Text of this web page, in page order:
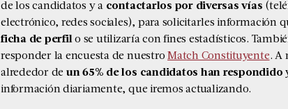
de los candidatos y a contactarlos por diversas vías
electrónico, redes sociales), para solicitarles información
ficha de perfilo se utilizaría con fines estadísticos.
responder la encuesta de nuestro Match Constituyente. A
alrededor de un 65% de los candidatos han respondido
información diariamente, que iremos actualizando.